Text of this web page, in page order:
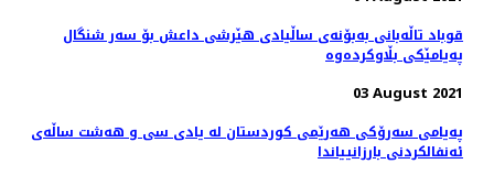
قوباد تاڵەبانی بەبۆنەی ساڵیادی هێرشی داعش بۆ سەر شنگال
پەیامێکی بڵاوکردەوە
03 August 2021
پەیامی سەرۆکی هەرێمی کوردستان له‌ يادى سى و هه‌شت ساڵه‌ى
ئه‌نفالكردنى بارزانيياندا